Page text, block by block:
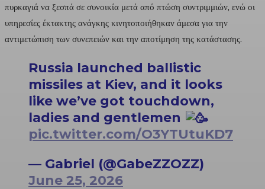
πυρκαγιά να ξεσπά σε συνοικία μετά από πτώση συντριμμιών, ενώ οι
υπηρεσίες έκτακτης ανάγκης κινητοποιήθηκαν άμεσα για την
αντιμετώπιση των συνεπειών και την αποτίμηση της κατάστασης.
Russia launched ballistic
missiles at Kiev, and it looks
like we’ve got touchdown,
ladies and gentlemen
pic.twitter.com/O3YTUtuKD7
— Gabriel (@GabeZZOZZ)
June 25, 2026